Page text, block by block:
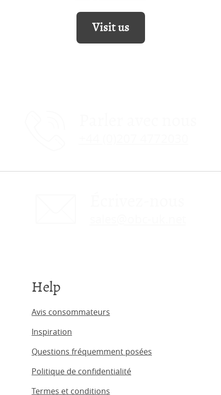
Visit us
Help
Avis consommateurs
Inspiration
Questions fréquemment posées
Politique de confidentialité
Termes et conditions